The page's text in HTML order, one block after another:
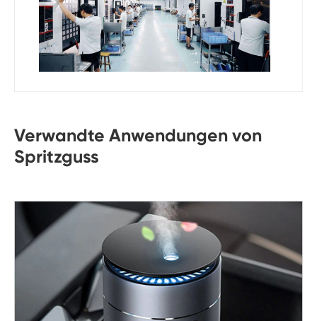
Verwandte Anwendungen von
Spritzguss